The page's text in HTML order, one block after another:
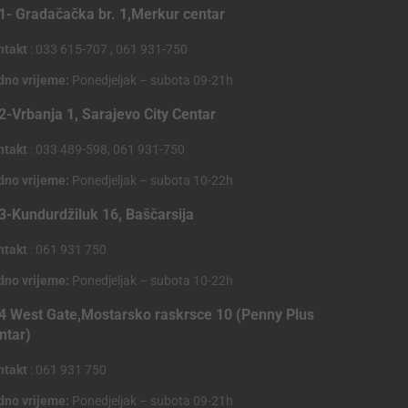
Gradačačka br. 1,Merkur centar
: 033 615-707 , 061 931-750
vrijeme: Ponedjeljak – subota 09-21h
Vrbanja 1, Sarajevo City Centar
: 033 489-598, 061 931-750
vrijeme: Ponedjeljak – subota 10-22h
Kundurdžiluk 16, Baščarsija
: 061 931 750
vrijeme: Ponedjeljak – subota 10-22h
West Gate,Mostarsko raskrsce 10 (Penny Plus
: 061 931 750
vrijeme: Ponedjeljak – subota 09-21h